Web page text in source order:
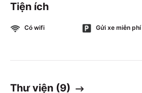
Tiện ích
Có wifi Gửi xe miễn phí
Thư viện (9)